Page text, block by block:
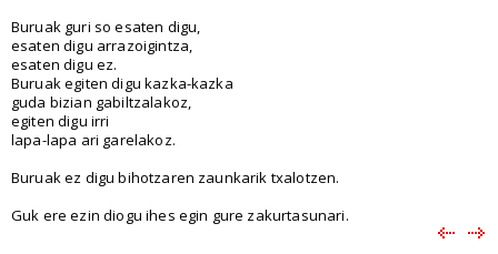
Buruak guri so esaten digu,
esaten digu arrazoigintza,
esaten digu ez.
Buruak egiten digu kazka-kazka
guda bizian gabiltzalakoz,
egiten digu irri
lapa-lapa ari garelakoz.
Buruak ez digu bihotzaren zaunkarik txalotzen.
Guk ere ezin diogu ihes egin gure zakurtasunari.